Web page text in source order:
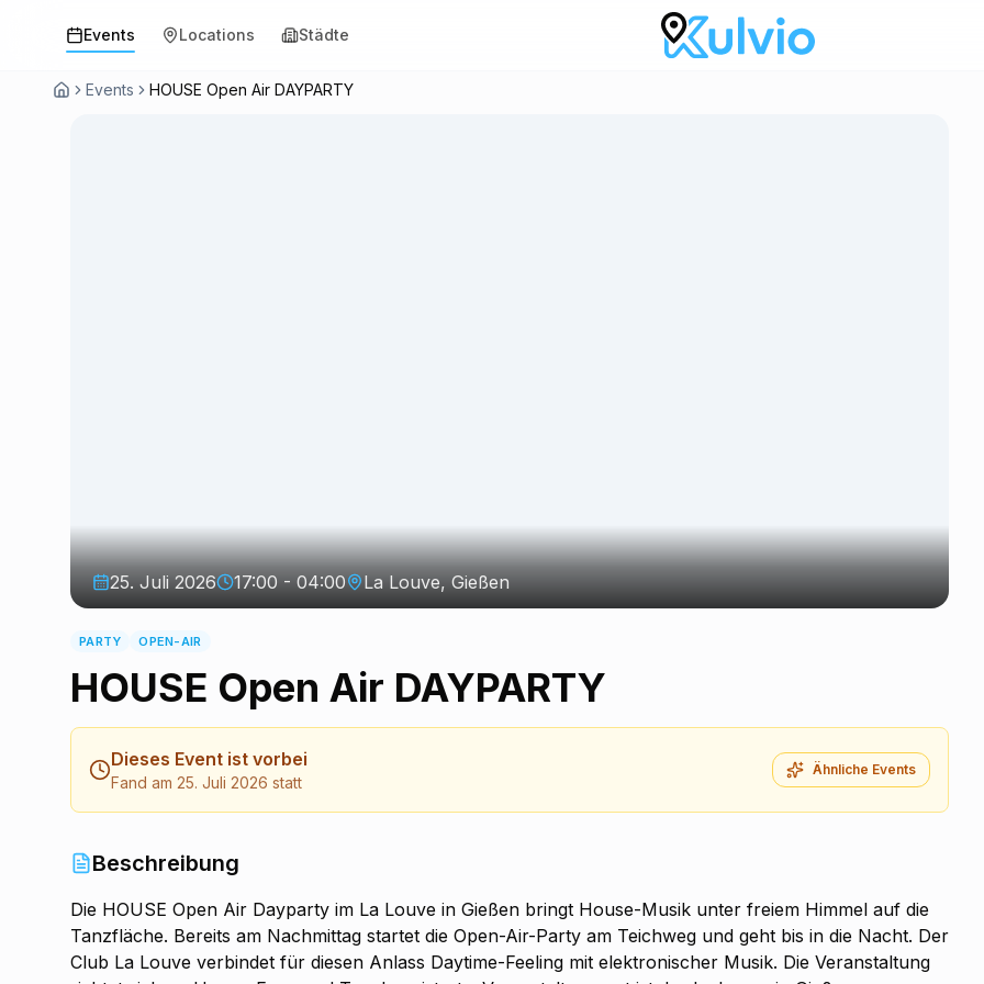
Events Locations Städte
Events HOUSE Open Air DAYPARTY
25. Juli 2026 17:00 - 04:00 La Louve, Gießen
PARTY OPEN-AIR
HOUSE Open Air DAYPARTY
Dieses Event ist vorbei
Fand am 25. Juli 2026 statt
Ähnliche Events
Beschreibung
Die HOUSE Open Air Dayparty im La Louve in Gießen bringt House-Musik unter freiem Himmel auf die
Tanzfläche. Bereits am Nachmittag startet die Open-Air-Party am Teichweg und geht bis in die Nacht. Der
Club La Louve verbindet für diesen Anlass Daytime-Feeling mit elektronischer Musik. Die Veranstaltung